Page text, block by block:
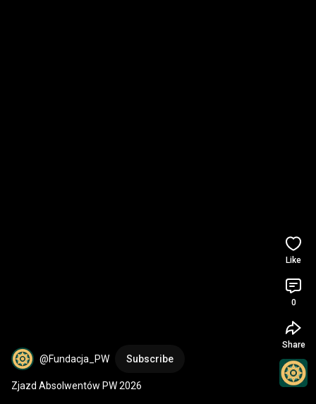
@Fundacja_PW Subscribe
Zjazd Absolwentów PW 2026
Like
0
Share